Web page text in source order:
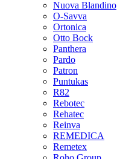
Nuova Blandino
O-Savva
Ortonica
Otto Bock
Panthera
Pardo
Patron
Puntukas
R82
Rebotec
Rehatec
Reinva
REMEDICA
Remetex